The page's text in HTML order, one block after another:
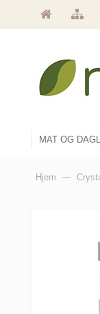
MAT OG
Hjem —